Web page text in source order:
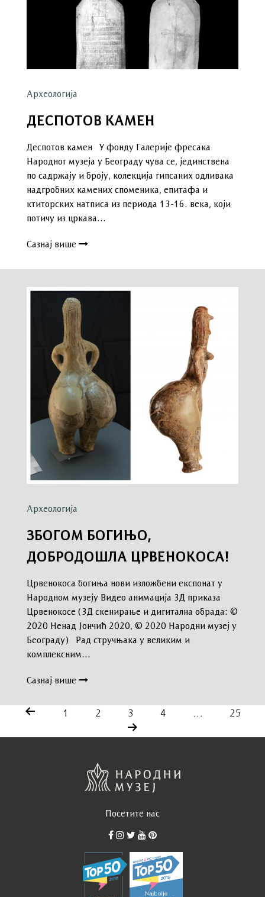
Археологија
ДЕСПОТОВ КАМЕН
Деспотов камен У фонду Галерије фресака
Народног музеја у Београду чува се, јединствена
по садржају и броју, колекција гипсаних одливака
надгробних камених споменика, епитафа и
ктиторских натписа из периода 13-16. века, који
потичу из цркава…
Сазнај више
Археологија
ЗБОГОМ БОГИЊО,
ДОБРОДОШЛА ЦРВЕНОКОСА!
Црвенокоса богиња нови изложбени експонат у
Народном музеју Видео анимација 3Д приказа
Црвенокосе (3Д скенирање и дигитална обрада: ©
2020 Ненад Јончић 2020, © 2020 Народни музеј у
Београду) Рад стручњака у великим и
комплексним…
Сазнај више
1 2 3 4 … 25
Посетите нас